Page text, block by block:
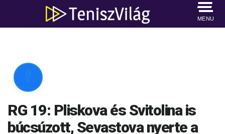
MENU

RG 19: Pliskova és Svitolina is
búcsúzott, Sevastova nyerte a